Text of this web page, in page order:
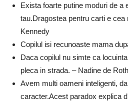
Exista foarte putine moduri de a
tau.Dragostea pentru carti e cea
Kennedy
Copilul isi recunoaste mama
Daca copilul nu simte ca
pleca in strada. – Nadine de
Avem multi oameni inteligenti,
caracter.Acest paradox explica